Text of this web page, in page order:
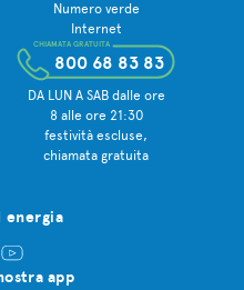
Numero verde
Internet
800 68 83 83
CHIAMATA GRATUITA
DA LUN A SAB dalle ore
8 alle ore 21:30
festività escluse,
chiamata gratuita
energia
app